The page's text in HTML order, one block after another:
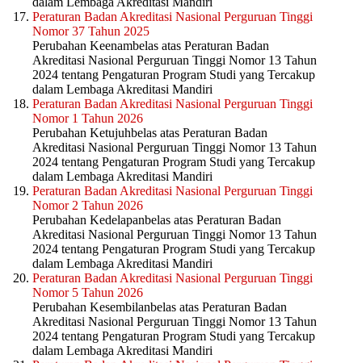
Peraturan Badan Akreditasi Nasional Perguruan Tinggi
Nomor 37 Tahun 2025
Perubahan Keenambelas atas Peraturan Badan
Akreditasi Nasional Perguruan Tinggi Nomor 13 Tahun
2024 tentang Pengaturan Program Studi yang Tercakup
dalam Lembaga Akreditasi Mandiri
Peraturan Badan Akreditasi Nasional Perguruan Tinggi
Nomor 1 Tahun 2026
Perubahan Ketujuhbelas atas Peraturan Badan
Akreditasi Nasional Perguruan Tinggi Nomor 13 Tahun
2024 tentang Pengaturan Program Studi yang Tercakup
dalam Lembaga Akreditasi Mandiri
Peraturan Badan Akreditasi Nasional Perguruan Tinggi
Nomor 2 Tahun 2026
Perubahan Kedelapanbelas atas Peraturan Badan
Akreditasi Nasional Perguruan Tinggi Nomor 13 Tahun
2024 tentang Pengaturan Program Studi yang Tercakup
dalam Lembaga Akreditasi Mandiri
Peraturan Badan Akreditasi Nasional Perguruan Tinggi
Nomor 5 Tahun 2026
Perubahan Kesembilanbelas atas Peraturan Badan
Akreditasi Nasional Perguruan Tinggi Nomor 13 Tahun
2024 tentang Pengaturan Program Studi yang Tercakup
dalam Lembaga Akreditasi Mandiri